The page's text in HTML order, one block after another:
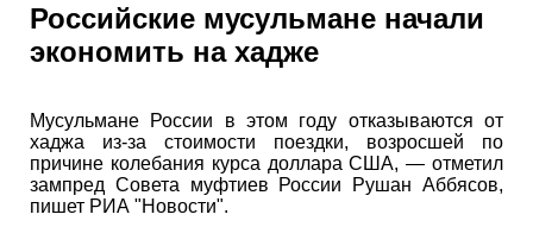
Российские мусульмане начали
экономить на хадже
Мусульмане России в этом году отказываются от
хаджа из-за стоимости поездки, возросшей по
причине колебания курса доллара США, — отметил
зампред Совета муфтиев России Рушан Аббясов,
пишет РИА "Новости".